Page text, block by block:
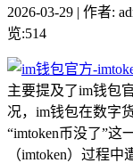
2026-03-29 | 作者:
览:514
主要提及了im钱包
况，im钱包在数字
“imtoken币没了”这
（imtoken）过程